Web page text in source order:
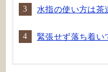
水指の使い方は茶
緊張せず落ち着い